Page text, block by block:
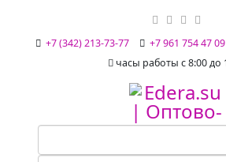
+7 (342) 213-73-77 +7 961 754 47 09
часы работы с 8:00 до